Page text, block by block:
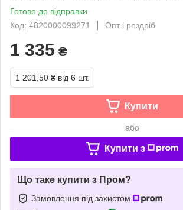
Готово до відправки
Код: 4820000099271
Опт і роздріб
1 335 ₴
1 201,50 ₴ від 6 шт.
Купити
або
Купити з
Що таке купити з Пром?
Замовлення під захистом